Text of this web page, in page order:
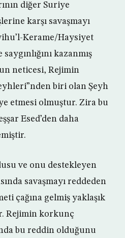
diğer Suriye
karşı savaşmayı
Kerame/Haysiyet
kazanmış
neticesi, Rejimin
biri olan Şeyh
etmesi olmuştur. Zira bu
Esed’den daha
ve onu destekleyen
savaşmayı reddeden
çağına gelmiş yaklaşık
Rejimin korkunç
bu reddin olduğunu